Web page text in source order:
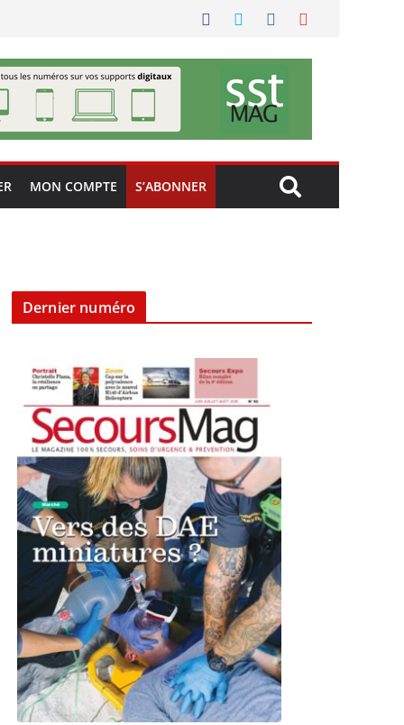
MON COMPTE S’ABONNER
Dernier numéro